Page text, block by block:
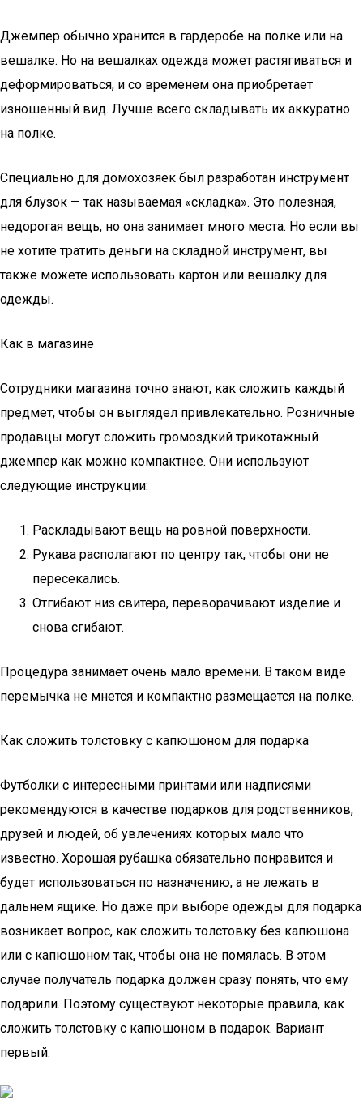
Джемпер обычно хранится в гардеробе на полке или на
вешалке. Но на вешалках одежда может растягиваться и
деформироваться, и со временем она приобретает
изношенный вид. Лучше всего складывать их аккуратно
на полке.
Специально для домохозяек был разработан инструмент
для блузок — так называемая «складка». Это полезная,
недорогая вещь, но она занимает много места. Но если вы
не хотите тратить деньги на складной инструмент, вы
также можете использовать картон или вешалку для
одежды.
Как в магазине
Сотрудники магазина точно знают, как сложить каждый
предмет, чтобы он выглядел привлекательно. Розничные
продавцы могут сложить громоздкий трикотажный
джемпер как можно компактнее. Они используют
следующие инструкции:
Раскладывают вещь на ровной поверхности.
Рукава располагают по центру так, чтобы они не
пересекались.
Отгибают низ свитера, переворачивают изделие и
снова сгибают.
Процедура занимает очень мало времени. В таком виде
перемычка не мнется и компактно размещается на полке.
Как сложить толстовку с капюшоном для подарка
Футболки с интересными принтами или надписями
рекомендуются в качестве подарков для родственников,
друзей и людей, об увлечениях которых мало что
известно. Хорошая рубашка обязательно понравится и
будет использоваться по назначению, а не лежать в
дальнем ящике. Но даже при выборе одежды для подарка
возникает вопрос, как сложить толстовку без капюшона
или с капюшоном так, чтобы она не помялась. В этом
случае получатель подарка должен сразу понять, что ему
подарили. Поэтому существуют некоторые правила, как
сложить толстовку с капюшоном в подарок. Вариант
первый: